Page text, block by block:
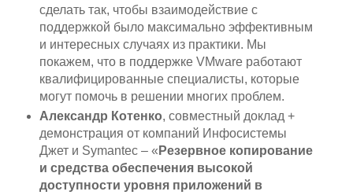
сделать так, чтобы взаимодействие с
поддержкой было максимально эффективным
и интересных случаях из практики. Мы
покажем, что в поддержке VMware работают
квалифицированные специалисты, которые
могут помочь в решении многих проблем.
Александр Котенко, совместный доклад +
демонстрация от компаний Инфосистемы
Джет и Symantec – « Резервное копирование
и средства обеспечения высокой
доступности уровня приложений в